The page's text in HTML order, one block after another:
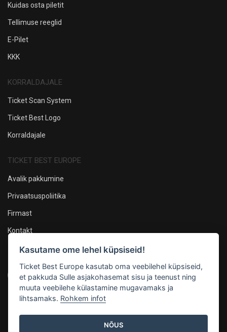
Kuidas osta piletit
Tellimuse reeglid
E-Pilet
KKK
KORRALDAJALE
Ticket Scan System
Ticket Best Logo
Korraldajale
TICKET BEST EUROPE
Avalik pakkumine
Privaatsuspoliitika
Firmast
Kontakt
Oleme sotsiaalmeedias
Maksevõimalused
Kasutame ome lehel küpsiseid!
Ticket Best Europe kasutab oma veebilehel küpsiseid,
et pakkuda Sulle asjakohasemat sisu ja teenust ning
muuta veebilehe külastamine mugavamaks ja
lihtsamaks. Rohkem infot
NÕUS